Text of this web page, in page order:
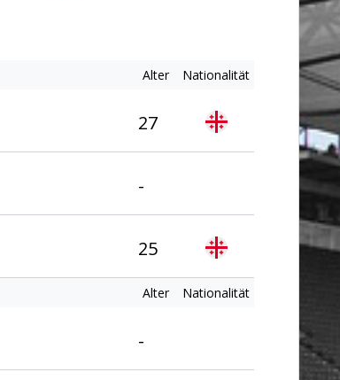
Alter Nationalität
27
-
25
Alter Nationalität
-